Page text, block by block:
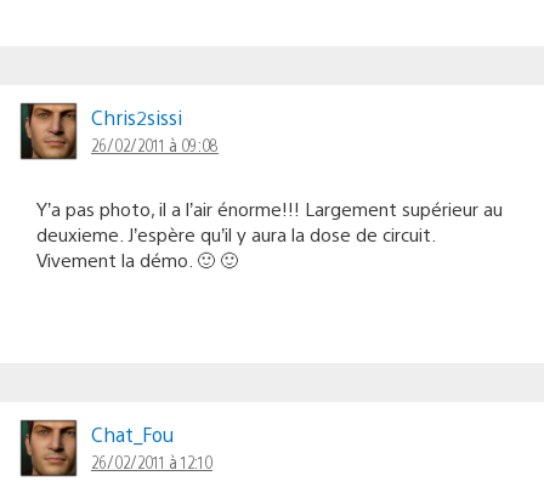
Chris2sissi
26/02/2011 à 09:08
Y’a pas photo, il a l’air énorme!!! Largement supérieur au
deuxieme. J’espère qu’il y aura la dose de circuit.
Vivement la démo. 🙂 🙂
Chat_Fou
26/02/2011 à 12:10